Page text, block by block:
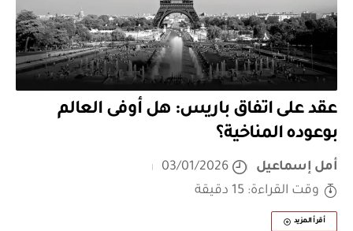
عقد على اتفاق باريس: هل أوفى العالم
بوعوده المناخية؟
أمل إسماعيل
03/01/2026
وقت القراءة: 15 دقيقة
أقرأ المزيد